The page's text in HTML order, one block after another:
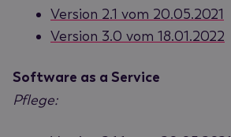
Version 2.1 vom 20.05.2021
Version 3.0 vom 18.01.2022
Software as a Service
Pflege: